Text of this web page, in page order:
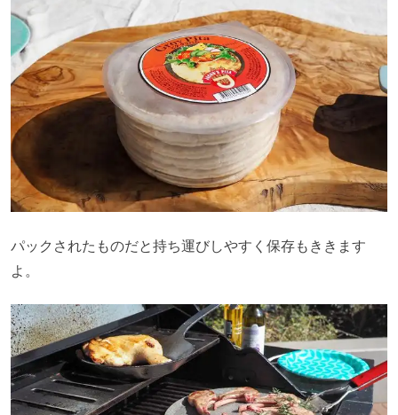
パックされたものだと持ち運びしやすく保存もききます
よ。